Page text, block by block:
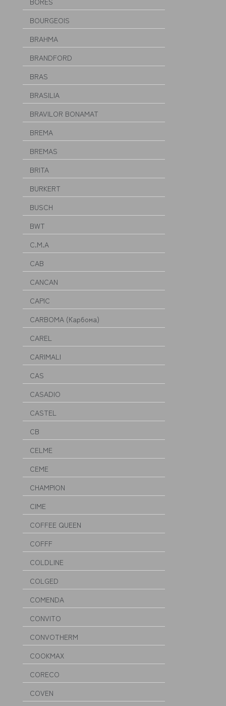
BOURGEOIS
BRAHMA
BRANDFORD
BRAS
BRASILIA
BRAVILOR BONAMAT
BREMA
BREMAS
BRITA
BURKERT
BUSCH
BWT
C.M.A
CAB
CANCAN
CAPIC
CARBOMA (Карбома)
CAREL
CARIMALI
CAS
CASADIO
CASTEL
CB
CELME
CEME
CHAMPION
CIME
COFFEE QUEEN
COFFF
COLDLINE
COLGED
COMENDA
CONVITO
CONVOTHERM
COOKMAX
CORECO
COVEN